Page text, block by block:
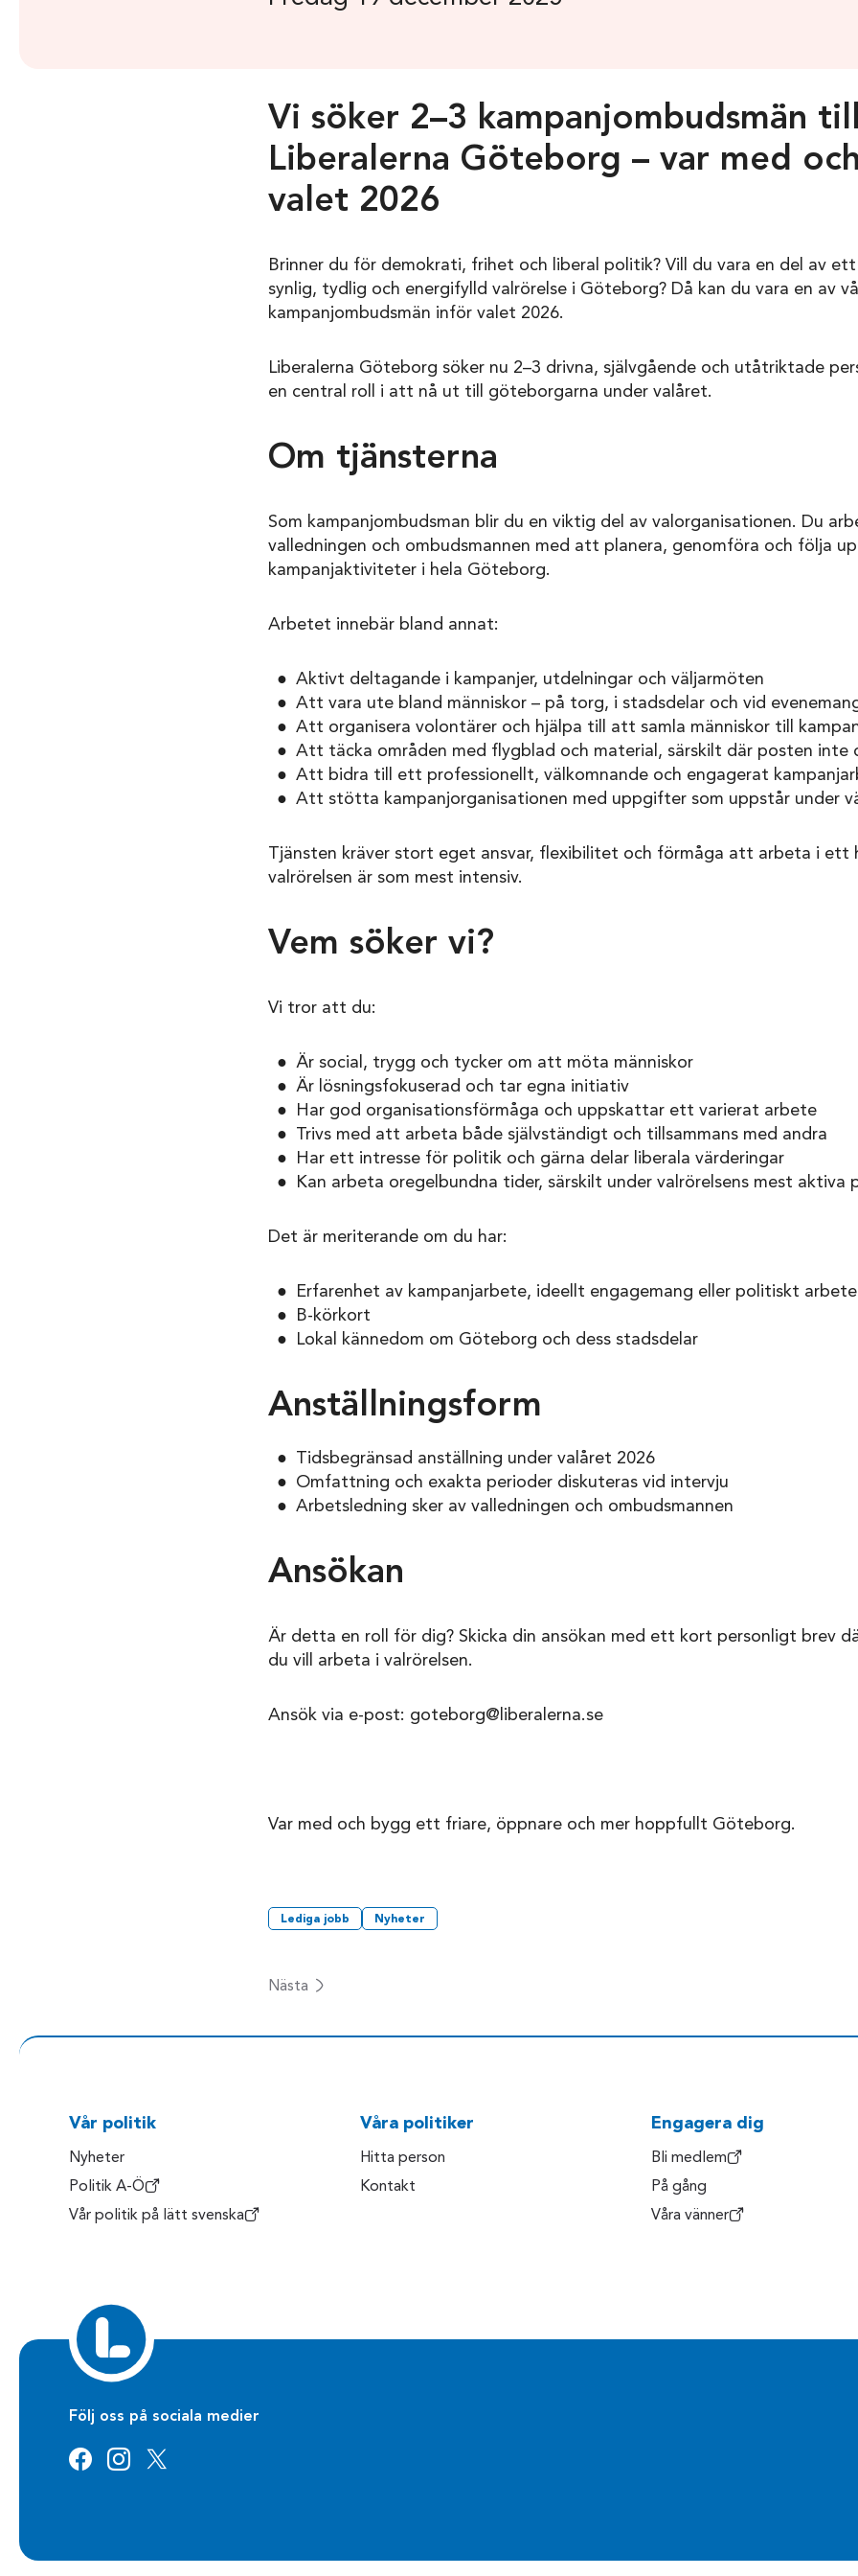
Vi söker 2–3 kampanjombudsmän till
Liberalerna Göteborg – var med
valet 2026
Brinner du för demokrati, frihet och liberal politik? Vill du vara en del av
synlig, tydlig och energifylld valrörelse i Göteborg? Då kan du vara en av
kampanjombudsmän inför valet 2026.
Liberalerna Göteborg söker nu 2–3 drivna, självgående och utåtriktade
en central roll i att nå ut till göteborgarna under valåret.
Om tjänsterna
Som kampanjombudsman blir du en viktig del av valorganisationen. Du
valledningen och ombudsmannen med att planera, genomföra och följa
kampanjaktiviteter i hela Göteborg.
Arbetet innebär bland annat:
Aktivt deltagande i kampanjer, utdelningar och väljarmöten
Att vara ute bland människor – på torg, i stadsdelar och vid
Att organisera volontärer och hjälpa till att samla människor till
Att täcka områden med flygblad och material, särskilt där posten inte
Att bidra till ett professionellt, välkomnande och engagerat
Att stötta kampanjorganisationen med uppgifter som uppstår under
Tjänsten kräver stort eget ansvar, flexibilitet och förmåga att arbeta i ett
valrörelsen är som mest intensiv.
Vem söker vi?
Vi tror att du:
Är social, trygg och tycker om att möta människor
Är lösningsfokuserad och tar egna initiativ
Har god organisationsförmåga och uppskattar ett varierat arbete
Trivs med att arbeta både självständigt och tillsammans med andra
Har ett intresse för politik och gärna delar liberala värderingar
Kan arbeta oregelbundna tider, särskilt under valrörelsens mest aktiva
Det är meriterande om du har:
Erfarenhet av kampanjarbete, ideellt engagemang eller politiskt arbete
B-körkort
Lokal kännedom om Göteborg och dess stadsdelar
Anställningsform
Tidsbegränsad anställning under valåret 2026
Omfattning och exakta perioder diskuteras vid intervju
Arbetsledning sker av valledningen och ombudsmannen
Ansökan
Är detta en roll för dig? Skicka din ansökan med ett kort personligt brev
du vill arbeta i valrörelsen.
Ansök via e-post: goteborg@liberalerna.se
Var med och bygg ett friare, öppnare och mer hoppfullt Göteborg.
Lediga jobb Nyheter
Nästa
Vår politik
Nyheter
Politik A-Ö
Vår politik på lätt svenska
Våra politiker
Hitta person
Kontakt
Engagera dig
Bli medlem
På gång
Våra vänner
Följ oss på sociala medier